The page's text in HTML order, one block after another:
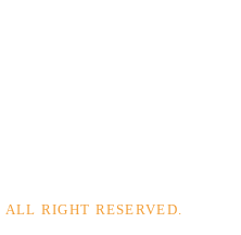
ALL RIGHT RESERVED.